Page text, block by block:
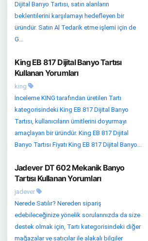
Dijital Banyo Tartısı, satın alanların
beklentilerini karşılamayı hedefleyen bir
üründür. Satın Al Tedarik etme işlemi için de
G...
King EB 817 Dijital Banyo Tartısı
Kullanan Yorumları
king
İnceleme KING tarafından üretilen Tartı
kategorisindeki King EB 817 Dijital Banyo
Tartısı, kullanıcıların ümitlerini doyurmayı
amaçlayan bir üründür. King EB 817 Dijital
Banyo Tartısı Fiyatı King EB 817 Dijital Banyo...
Jadever DT 602 Mekanik Banyo
Tartısı Kullanan Yorumları
jadever
Nerede Satılır? Nereden sipariş
edebileceğinize yönelik sorularınızda da size
destek olmak için, Tartı kategorisindeki diğer
mağazalar ve satıcılar ile alakalı bilgiler